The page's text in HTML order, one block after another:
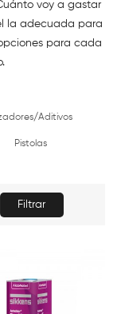
voy a gastar
la adecuada para
para cada
aditivos
Pistolas
Filtrar